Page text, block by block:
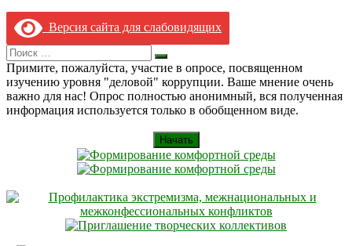
Версия сайта для слабовидящих
Search
for:
Искать
Примите, пожалуйста, участие в опросе, посвященном
изучению уровня "деловой" коррупции. Ваше мнение очень
важно для нас! Опрос полностью анонимный, вся полученная
информация используется только в обобщенном виде.
Начать